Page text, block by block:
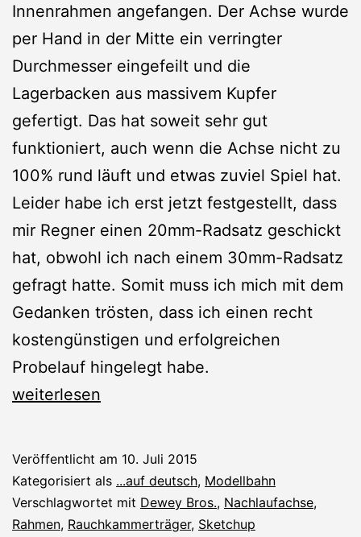
Innenrahmen angefangen. Der Achse wurde
per Hand in der Mitte ein verringter
Durchmesser eingefeilt und die
Lagerbacken aus massivem Kupfer
gefertigt. Das hat soweit sehr gut
funktioniert, auch wenn die Achse nicht zu
100% rund läuft und etwas zuviel Spiel hat.
Leider habe ich erst jetzt festgestellt, dass
mir Regner einen 20mm-Radsatz geschickt
hat, obwohl ich nach einem 30mm-Radsatz
gefragt hatte. Somit muss ich mich mit dem
Gedanken trösten, dass ich einen recht
kostengünstigen und erfolgreichen
Probelauf hingelegt habe.
Bautagebuch
weiterlesen
Veröffentlicht am 10. Juli 2015
Kategorisiert als ...auf deutsch, Modellbahn
Verschlagwortet mit Dewey Bros., Nachlaufachse,
Rahmen, Rauchkammerträger, Sketchup